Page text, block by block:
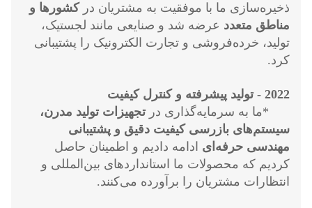
ذخیره‌سازی ما با موفقیت به مشتریان درکشورها و
مناطق متعدد عرضه شد و صنایعی مانند لجستیک،
تولید، خرده‌فروشی و تجارت الکترونیک را پشتیبانی
کرد.
2022 - تولید پیشرفته و کنترل کیفیت
*ما به سرمایه‌گذاری در تجهیزات تولید مدرن،
سیستم‌های بازرسی کیفیت دقیق و پشتیبانی
مهندسی حرفه‌ای ادامه دادیم و اطمینان حاصل
کردیم که محصولات ما استانداردهای بین‌المللی و
انتظارات مشتریان را برآورده می‌کنند.